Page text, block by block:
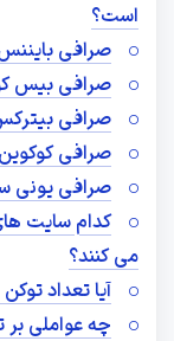
است؟
صرافی
صرافی بیس
صرافی
صرافی کوکوین
صرافی یونی
کدام سایت
می کنند؟
آیا تعداد
چه عواملی بر